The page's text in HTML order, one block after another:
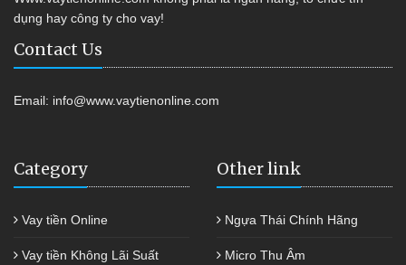
dụng hay công ty cho vay!
Contact Us
Email: info@www.vaytienonline.com
Category
Vay tiền Online
Vay tiền Không Lãi Suất
Other link
Ngựa Thái Chính Hãng
Micro Thu Âm